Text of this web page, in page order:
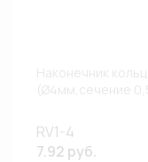
RV1-4
7.92 руб.